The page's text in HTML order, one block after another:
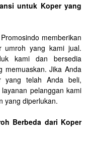
untuk Koper yang
memberikan
umroh yang kami jual.
kami dan bersedia
memuaskan. Jika Anda
yang telah Anda beli,
pelanggan kami
yang diperlukan.
Berbeda dari Koper